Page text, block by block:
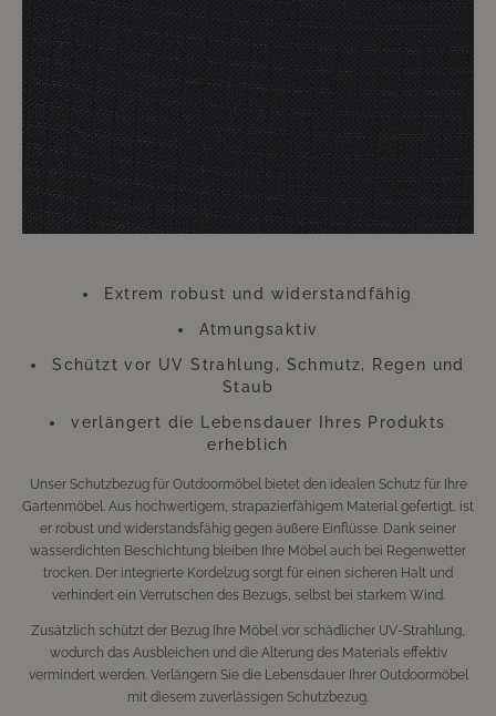
anderen ungünstigen Wetterverhältnissen. Gerade an diesem Zubehör
sollten Sie also keinesfalls sparen. Diese kleine Investition wird sich
Hundertfach auszahlen, so dass Sie sich lange Zeit an Ihren wie neu
aussehenden Möbeln werden erfreuen können.
Bitte beachten Sie, dass sich die Überzüge aufgrund der UV-Strahlung
farblich verändern können. Dies beeinträchtigt jedoch weder die
Funktion, noch die Langlebigkeit des Überzugs. Der Überzug besteht aus
Polyester.
Extrem robust und widerstandfähig
Atmungsaktiv
Schützt vor UV Strahlung, Schmutz, Regen und
Staub
verlängert die Lebensdauer Ihres Produkts
erheblich
Unser Schutzbezug für Outdoormöbel bietet den idealen Schutz für Ihre
Gartenmöbel. Aus hochwertigem, strapazierfähigem Material gefertigt, ist
er robust und widerstandsfähig gegen äußere Einflüsse. Dank seiner
wasserdichten Beschichtung bleiben Ihre Möbel auch bei Regenwetter
trocken. Der integrierte Kordelzug sorgt für einen sicheren Halt und
verhindert ein Verrutschen des Bezugs, selbst bei starkem Wind.
Zusätzlich schützt der Bezug Ihre Möbel vor schädlicher UV-Strahlung,
wodurch das Ausbleichen und die Alterung des Materials effektiv
vermindert werden. Verlängern Sie die Lebensdauer Ihrer Outdoormöbel
mit diesem zuverlässigen Schutzbezug.